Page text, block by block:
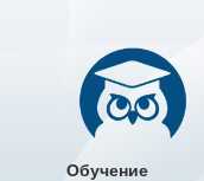
Обучение